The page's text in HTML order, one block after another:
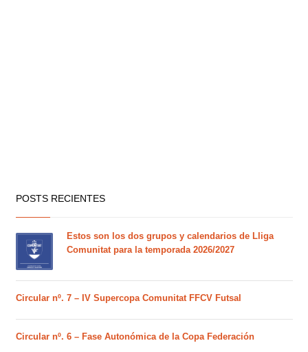
POSTS RECIENTES
Estos son los dos grupos y calendarios de Lliga
Comunitat para la temporada 2026/2027
Circular nº. 7 – IV Supercopa Comunitat FFCV Futsal
Circular nº. 6 – Fase Autonómica de la Copa Federación